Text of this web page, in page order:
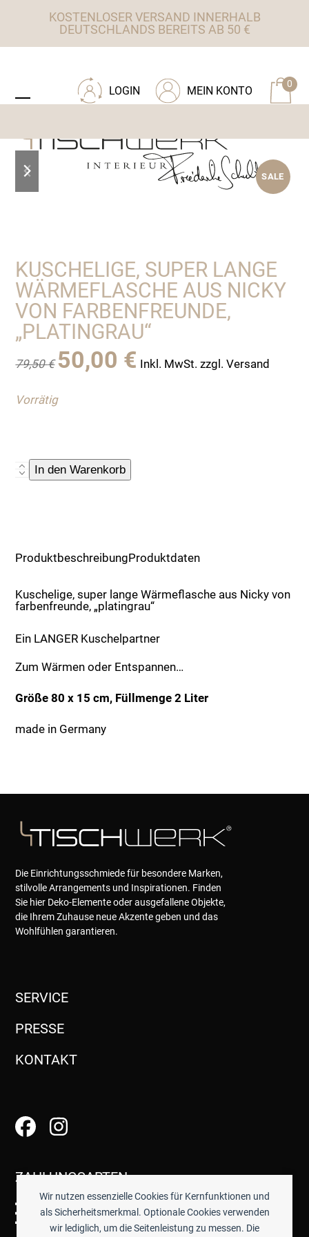
Wir nutzen essenzielle Cookies für Kernfunktionen und
als Sicherheitsmerkmal. Optionale Cookies verwenden
wir lediglich, um die Seitenleistung zu messen. Die
KOSTENLOSER VERSAND INNERHALB
DEUTSCHLANDS BEREITS AB 50 €
0
MEIN KONTO
LOGIN
mobile
mobile
SALE
slide
slide
KUSCHELIGE, SUPER LANGE
WÄRMEFLASCHE AUS NICKY
VON FARBENFREUNDE,
„PLATINGRAU“
79,50€
Ursprünglicher
Preis
79,50 €
50,00 € Preis
Inkl. MwSt. zzgl. Versand
Vorrätig
Kuschelige,
Nicky
farbenfreunde,
"platingrau"
In den Warenkorb
ProduktbeschreibungProduktdaten
Kuschelige, super lange Wärmeflasche aus Nicky von
farbenfreunde, „platingrau“
Ein LANGER Kuschelpartner
Zum Wärmen oder Entspannen…
Größe 80 x 15 cm, Füllmenge 2 Liter
made in Germany
Die Einrichtungsschmiede für besondere Marken,
stilvolle Arrangements und Inspirationen. Finden
Sie hier Deko-Elemente oder ausgefallene Objekte,
die Ihrem Zuhause neue Akzente geben und das
Wohlfühlen garantieren.
SERVICE
PRESSE
KONTAKT
ZAHLUNGSARTEN